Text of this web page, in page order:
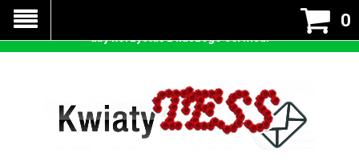
0
Nasza strona korzysta z cookies - czyli tzw ciastek w celu
prawidłowego działania. Zaakceptuj przyjmowanie cookies
aby korzystać z naszego serwisu.